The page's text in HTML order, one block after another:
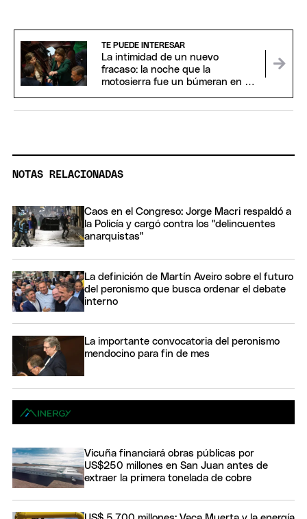
TE PUEDE INTERESAR
La intimidad de un nuevo
fracaso: la noche que la
motosierra fue un búmeran en el
NOTAS RELACIONADAS
Caos en el Congreso: Jorge Macri respaldó a
la Policía y cargó contra los "delincuentes
anarquistas"
La definición de Martín Aveiro sobre el futuro
del peronismo que busca ordenar el debate
interno
La importante convocatoria del peronismo
mendocino para fin de mes
Vicuña financiará obras públicas por
US$250 millones en San Juan antes de
extraer la primera tonelada de cobre